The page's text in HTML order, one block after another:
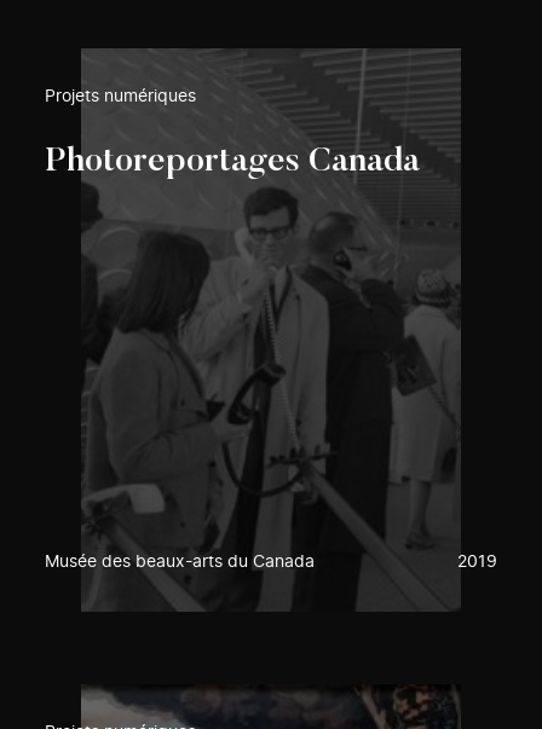
Projets numériques
Photoreportages Canada
Musée des beaux-arts du Canada 2019